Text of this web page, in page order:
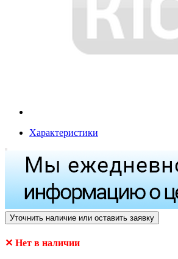
Характеристики
Уточнить наличие или оставить заявку
✕ Нет в наличии